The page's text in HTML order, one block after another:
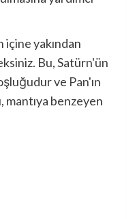
içine yakından
Bu, Satürn'ün
ve Pan'ın
mantıya benzeyen